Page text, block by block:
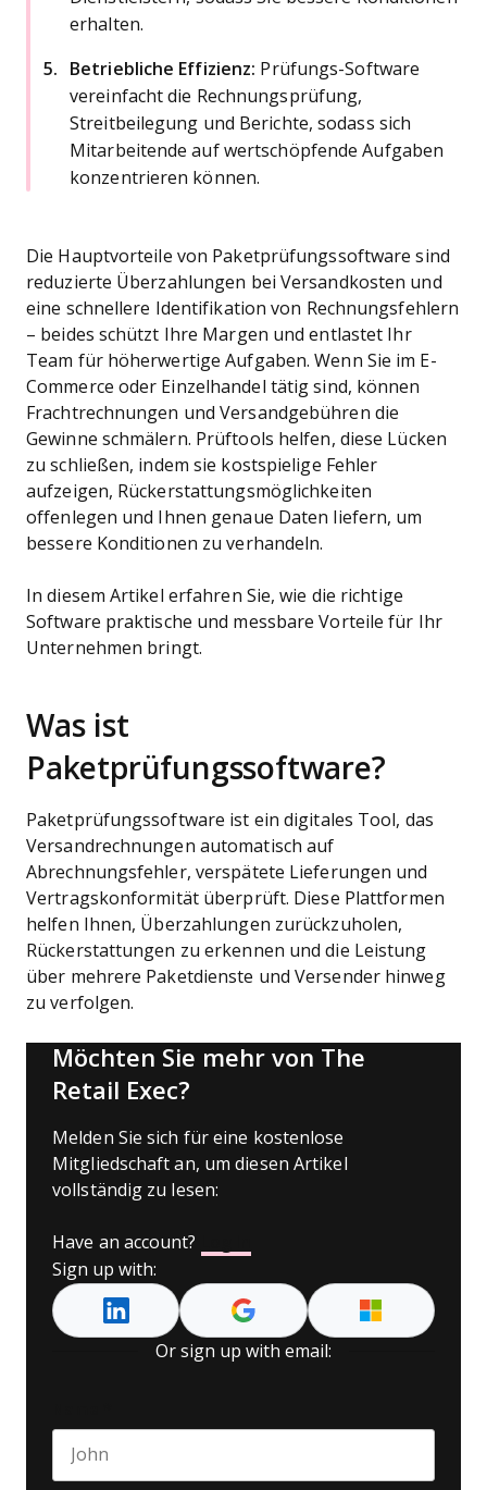
erhalten.
Betriebliche Effizienz: Prüfungs-Software
vereinfacht die Rechnungsprüfung,
Streitbeilegung und Berichte, sodass sich
Mitarbeitende auf wertschöpfende Aufgaben
konzentrieren können.
Die Hauptvorteile von Paketprüfungssoftware sind
reduzierte Überzahlungen bei Versandkosten und
eine schnellere Identifikation von Rechnungsfehlern
– beides schützt Ihre Margen und entlastet Ihr
Team für höherwertige Aufgaben. Wenn Sie im E-
Commerce oder Einzelhandel tätig sind, können
Frachtrechnungen und Versandgebühren die
Gewinne schmälern. Prüftools helfen, diese Lücken
zu schließen, indem sie kostspielige Fehler
aufzeigen, Rückerstattungsmöglichkeiten
offenlegen und Ihnen genaue Daten liefern, um
bessere Konditionen zu verhandeln.
In diesem Artikel erfahren Sie, wie die richtige
Software praktische und messbare Vorteile für Ihr
Unternehmen bringt.
Was ist
Paketprüfungssoftware?
Paketprüfungssoftware ist ein digitales Tool, das
Versandrechnungen automatisch auf
Abrechnungsfehler, verspätete Lieferungen und
Vertragskonformität überprüft. Diese Plattformen
helfen Ihnen, Überzahlungen zurückzuholen,
Rückerstattungen zu erkennen und die Leistung
über mehrere Paketdienste und Versender hinweg
zu verfolgen.
Möchten Sie mehr von The
Retail Exec?
Melden Sie sich für eine kostenlose
Mitgliedschaft an, um diesen Artikel
vollständig zu lesen:
Have an account?
Sign up with:
Or sign up with email: